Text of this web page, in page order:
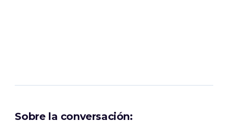
Sobre la conversación: